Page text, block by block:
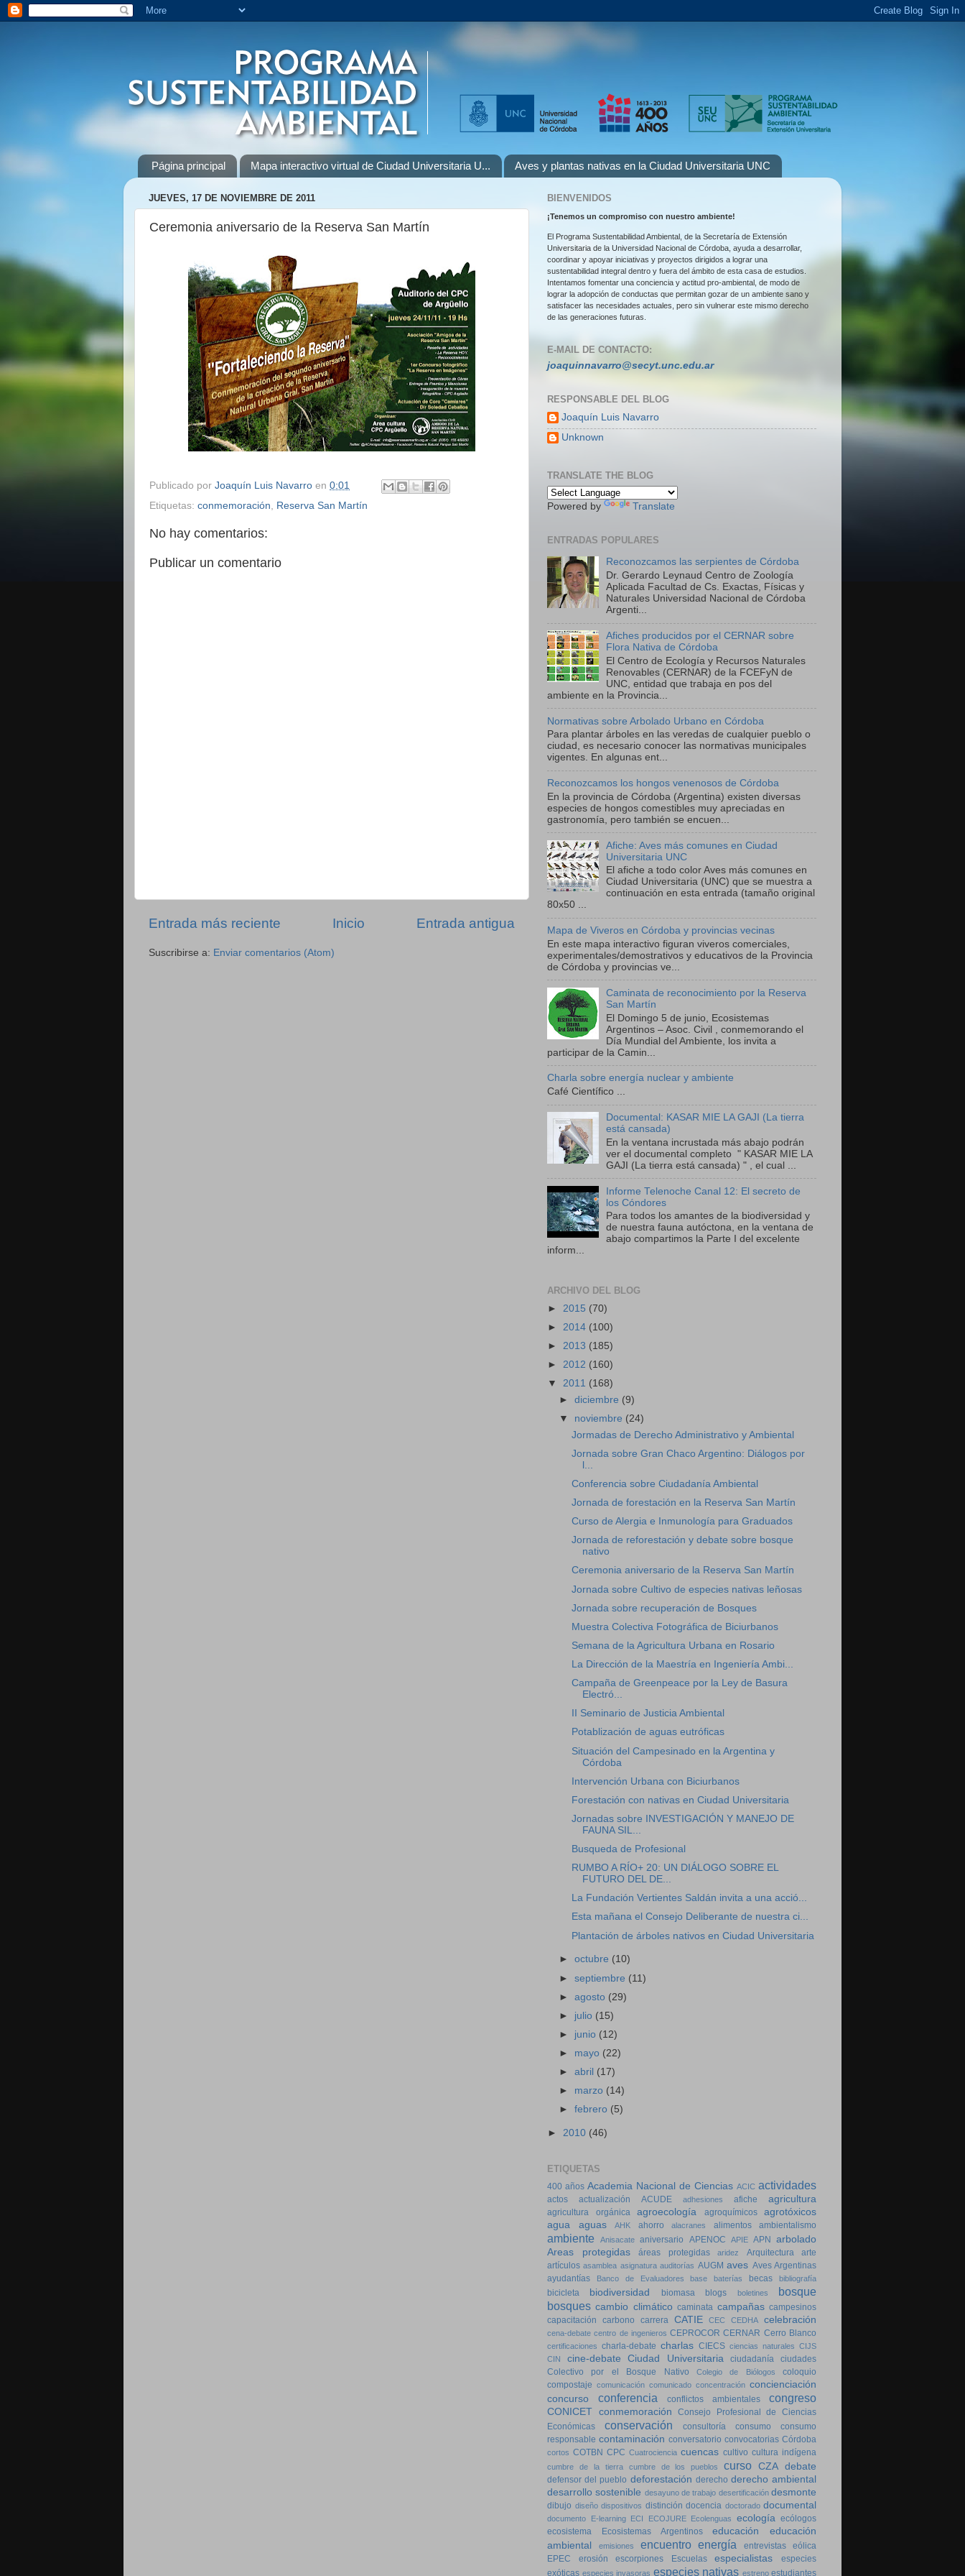
Página principal Mapa interactivo virtual de Ciudad Universitaria U... Aves y plantas nativas en la Ciudad Universitaria UNC
JUEVES, 17 DE NOVIEMBRE DE 2011
Ceremonia aniversario de la Reserva San Martín
Publicado por Joaquín Luis Navarro en 0:01
Etiquetas: conmemoración Reserva San Martín
No hay comentarios:
Publicar un comentario
Entrada más reciente Entrada antigua
Inicio
Suscribirse a: Enviar comentarios (Atom)
BIENVENIDOS
¡Tenemos un compromiso con nuestro ambiente!
El Programa Sustentabilidad Ambiental, de la Secretaría de Extensión
Universitaria de la Universidad Nacional de Córdoba, ayuda a desarrollar,
coordinar y apoyar iniciativas y proyectos dirigidos a lograr una
sustentabilidad integral dentro y fuera del ámbito de esta casa de estudios.
Intentamos fomentar una conciencia y actitud pro-ambiental, de modo de
lograr la adopción de conductas que permitan gozar de un ambiente sano y
satisfacer las necesidades actuales, pero sin vulnerar este mismo derecho
de las generaciones futuras.
E-MAIL DE CONTACTO:
joaquinnavarro@secyt.unc.edu.ar
RESPONSABLE DEL BLOG
Joaquín Luis Navarro
Unknown
TRANSLATE THE BLOG
Powered by Translate
ENTRADAS POPULARES
Reconozcamos las serpientes de Córdoba
Dr. Gerardo Leynaud Centro de Zoología
Aplicada Facultad de Cs. Exactas, Físicas y
Naturales Universidad Nacional de Córdoba
Argenti...
Afiches producidos por el CERNAR sobre
Flora Nativa de Córdoba
El Centro de Ecología y Recursos Naturales
Renovables (CERNAR) de la FCEFyN de
UNC, entidad que trabaja en pos del
ambiente en la Provincia...
Normativas sobre Arbolado Urbano en Córdoba
Para plantar árboles en las veredas de cualquier pueblo o
ciudad, es necesario conocer las normativas municipales
vigentes. En algunas ent...
Reconozcamos los hongos venenosos de Córdoba
En la provincia de Córdoba (Argentina) existen diversas
especies de hongos comestibles muy apreciadas en
gastronomía, pero también se encuen...
Afiche: Aves más comunes en Ciudad
Universitaria UNC
El afiche a todo color Aves más comunes en
Ciudad Universitaria (UNC) que se muestra a
continuación en esta entrada (tamaño original
80x50 ...
Mapa de Viveros en Córdoba y provincias vecinas
En este mapa interactivo figuran viveros comerciales,
experimentales/demostrativos y educativos de la Provincia
de Córdoba y provincias ve...
Caminata de reconocimiento por la Reserva
San Martín
El Domingo 5 de junio, Ecosistemas
Argentinos – Asoc. Civil , conmemorando el
Día Mundial del Ambiente, los invita a
participar de la Camin...
Charla sobre energía nuclear y ambiente
Café Científico ...
Documental: KASAR MIE LA GAJI (La tierra
está cansada)
En la ventana incrustada más abajo podrán
ver el documental completo " KASAR MIE LA
GAJI (La tierra está cansada) " , el cual ...
Informe Telenoche Canal 12: El secreto de
los Cóndores
Para todos los amantes de la biodiversidad y
de nuestra fauna autóctona, en la ventana de
abajo compartimos la Parte I del excelente
inform...
ARCHIVO DEL BLOG
► 2015 (70)
► 2014 (100)
► 2013 (185)
► 2012 (160)
▼ 2011 (168)
►diciembre (9)
▼ noviembre (24)
Jormadas de Derecho Administrativo y Ambiental
Jornada sobre Gran Chaco Argentino: Diálogos por
Conferencia sobre Ciudadanía Ambiental
Jornada de forestación en la Reserva San Martín
Curso de Alergia e Inmunología para Graduados
Jornada de reforestación y debate sobre bosque
nativo
Ceremonia aniversario de la Reserva San Martín
Jornada sobre Cultivo de especies nativas leñosas
Jornada sobre recuperación de Bosques
Muestra Colectiva Fotográfica de Biciurbanos
Semana de la Agricultura Urbana en Rosario
La Dirección de la Maestría en Ingeniería Ambi...
Campaña de Greenpeace por la Ley de Basura
Electró...
II Seminario de Justicia Ambiental
Potablización de aguas eutróficas
Situación del Campesinado en la Argentina y
Córdoba
Intervención Urbana con Biciurbanos
Forestación con nativas en Ciudad Universitaria
Jornadas sobre INVESTIGACIÓN Y MANEJO DE
FAUNA SIL...
Busqueda de Profesional
RUMBO A RÍO+ 20: UN DIÁLOGO SOBRE EL
FUTURO DEL DE...
La Fundación Vertientes Saldán invita a una acció...
Esta mañana el Consejo Deliberante de nuestra ci...
Plantación de árboles nativos en Ciudad Universitaria
►octubre (10)
►septiembre (11)
►agosto (29)
► julio (15)
► junio (12)
► mayo (22)
►abril (17)
► marzo (14)
►febrero (5)
► 2010 (46)
ETIQUETAS
400 años Academia Nacional de Ciencias ACIC actividades
actos actualización ACUDE adhesiones afiche agricultura
agricultura orgánica agroecología agroquímicos
agrotóxicos
agua
aguas AHK ahorro alacranes alimentos ambientalismo
ambiente Anisacate aniversario APENOC APIE APN
arbolado
Areas protegidas
áreas protegidas aridez Arquitectura
arte
artículos asamblea asignatura auditorías AUGM aves Aves Argentinas
ayudantías
Banco de Evaluadores base baterías becas bibliografía
bicicleta biodiversidad biomasa blogs boletines
bosque
bosques cambio climático caminata campañas campesinos
capacitación
carbono carrera CATIE CEC CEDHA celebración
cena-debate centro de ingenieros CEPROCOR CERNAR Cerro Blanco
certificaciones charla-debate charlas CIECS ciencias naturales CIJS
CIN
cine-debate Ciudad Universitaria ciudadanía
ciudades
Colectivo por el Bosque Nativo
Colegio de Biólogos
coloquio
compostaje comunicación comunicado concentración concienciación
concurso
conferencia conflictos ambientales congreso
CONICET conmemoración
Consejo Profesional de Ciencias
Económicas
conservación consultoría consumo
consumo
responsable contaminación conversatorio convocatorias Córdoba
cortos COTBN CPC Cuatrociencia cuencas cultivo cultura indígena
cumbre de la tierra cumbre de los pueblos curso CZA debate
defensor del pueblo deforestación derecho derecho ambiental
desarrollo sostenible desayuno de trabajo desertificación desmonte
dibujo diseño dispositivos distinción docencia doctorado documental
documento E-learning ECI ECOJURE Ecolenguas ecología ecólogos
ecosistema
Ecosistemas Argentinos educación
educación
ambiental
emisiones encuentro energía entrevistas
eólica
EPEC
erosión escorpiones Escuelas especialistas
especies
exóticas especies invasoras especies nativas estreno estudiantes